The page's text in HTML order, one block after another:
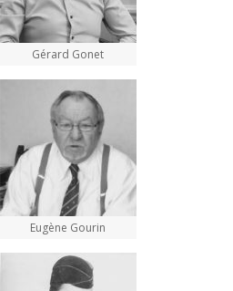
Gérard Gonet
Eugène Gourin